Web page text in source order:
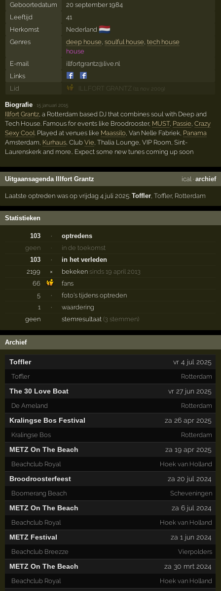
Geboortedatum
20 september 1984
Leeftijd
41
Herkomst
Nederland 🇳🇱
Genres deep house soulful house tech house
house
E-mail
illfortgrantz@live.nl
Links
Lid
ILLFORT GRANTZ (11 nov 2009)
Biografie ·15 januari 2015
Illfort Grantz, a Rotterdam based DJ that combines soul with Deep and
Tech House. Famous for events like Broodrooster, MUST, Passie,Crazy
Sexy Cool. Played at venues like Maassilo, Van Nelle Fabriek, Panama
Amsterdam, Kurhaus, ClubVie, Thalia Lounge, VIP Room, Sint-
Laurenskerk and more.. Expect some new tunes coming up soon
Uitgaansagenda Illfort Grantz ical· archief
Laatste optreden was op vrijdag 4 juli 2025:Toffler,Toffler, Rotterdam
Statistieken
103 ·
optredens
geen
·
in de toekomst
103
·
in het verleden
2199
× bekeken sinds 19 april 2013
66
fans
5
·
foto's tijdens optreden
1
·
waardering
geen
stemresultaat(3 stemmen)
Archief
Toffler vr 4 jul 2025
Toffler Rotterdam
The 30 Love Boat vr 27 jun 2025
De Ameland Rotterdam
Kralingse Bos Festival za 26 apr 2025
Kralingse Bos Rotterdam
METZ On The Beach za 19 apr 2025
Beachclub Royal Hoek van Holland
Broodroosterfeest za 20 jul 2024
Boomerang Beach Scheveningen
METZ On The Beach za 6 jul 2024
Beachclub Royal Hoek van Holland
METZ Festival za 1 jun 2024
Beachclub Breezze Vierpolders
METZ On The Beach za 30 mrt 2024
Beachclub Royal Hoek van Holland